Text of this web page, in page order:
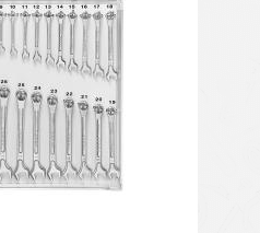
19; 21; 22; 23; 24; 27;